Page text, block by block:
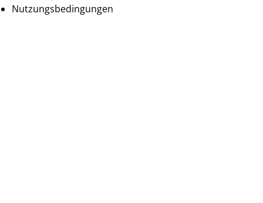
Nutzungsbedingungen